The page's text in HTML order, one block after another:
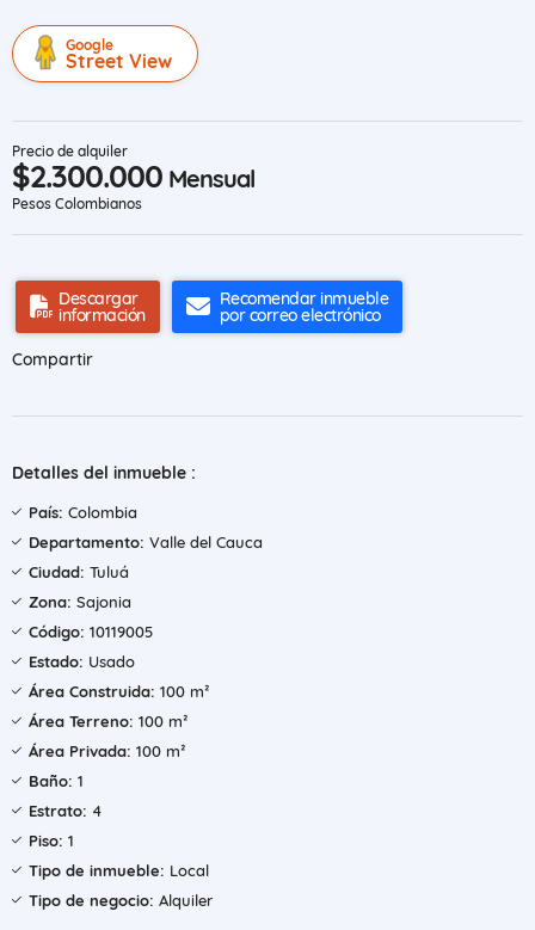
Google
Street View
Precio de alquiler
$2.300.000 Mensual
Pesos Colombianos
Descargar
información
Recomendar inmueble
por correo electrónico
Compartir
Detalles del inmueble :
País: Colombia
Departamento: Valle del Cauca
Ciudad: Tuluá
Zona: Sajonia
Código: 10119005
Estado: Usado
Área Construida: 100 m²
Área Terreno: 100 m²
Área Privada: 100 m²
Baño: 1
Estrato: 4
Piso: 1
Tipo de inmueble: Local
Tipo de negocio: Alquiler